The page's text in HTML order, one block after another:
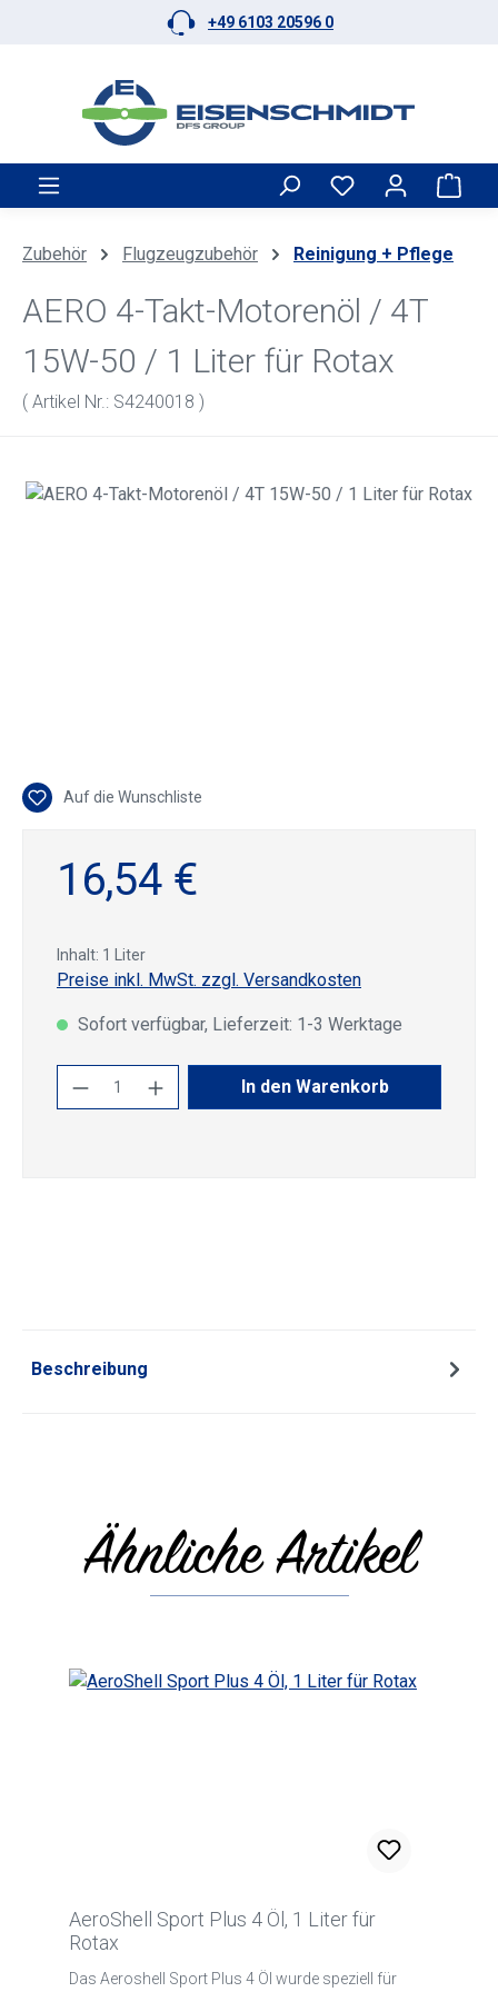
Zum Hauptinhalt springen+49 6103 20596 0
Zubehör Flugzeugzubehör Reinigung + Pflege
AERO 4-Takt-Motorenöl / 4T
15W-50 / 1 Liter für Rotax
( Artikel Nr.: S4240018 )
Bildergalerie überspringen
Auf die Wunschliste
16,54 €
Inhalt: 1 Liter
Preise inkl. MwSt. zzgl. Versandkosten
Sofort verfügbar, Lieferzeit: 1-3 Werktage
Produkt Anzahl: Gib den gewünschten
In den Warenkorb
Beschreibung
Produktgalerie überspringen
Ähnliche Artikel
AeroShell Sport Plus 4 Öl, 1 Liter für
Rotax
Das Aeroshell Sport Plus 4 Öl wurde speziell für